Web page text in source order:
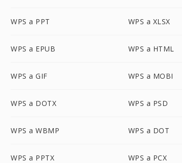
WPS a PPT WPS a XLSX
WPS a EPUB WPS a HTML
WPS a GIF WPS a MOBI
WPS a DOTX WPS a PSD
WPS a WBMP WPS a DOT
WPS a PPTX WPS a PCX